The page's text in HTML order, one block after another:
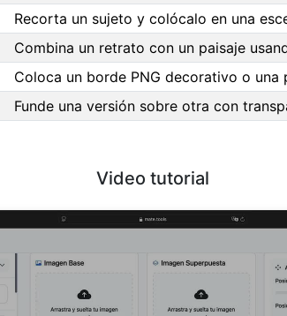
Recorta un sujeto y colócalo en una
Combina un retrato con un paisaje
Coloca un borde PNG decorativo o una
Funde una versión sobre otra con
Video tutorial